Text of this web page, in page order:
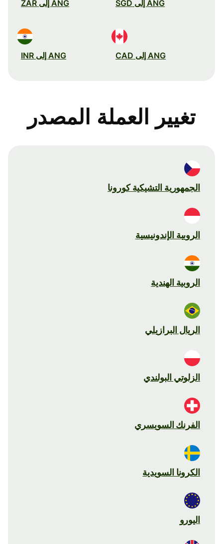
ANG إلى SGD ANG إلى ZAR
ANG إلى CAD ANG إلى INR
تغيير العملة المصدر
الجمهورية التشيكية كورونا
الروبية الإندونيسية
الروبية الهندية
الريال البرازيلي
الزلوتي البولندي
الفرنك السويسري
الكرونا السويدية
اليورو